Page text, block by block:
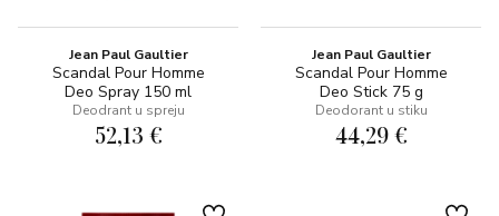
Jean Paul Gaultier
Scandal Pour Homme
Deo Spray 150 ml
Deodrant u spreju
52,13 €
Jean Paul Gaultier
Scandal Pour Homme
Deo Stick 75 g
Deodorant u stiku
44,29 €